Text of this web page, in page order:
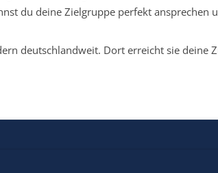
du deine Zielgruppe perfekt ansprechen
deutschlandweit. Dort erreicht sie deine